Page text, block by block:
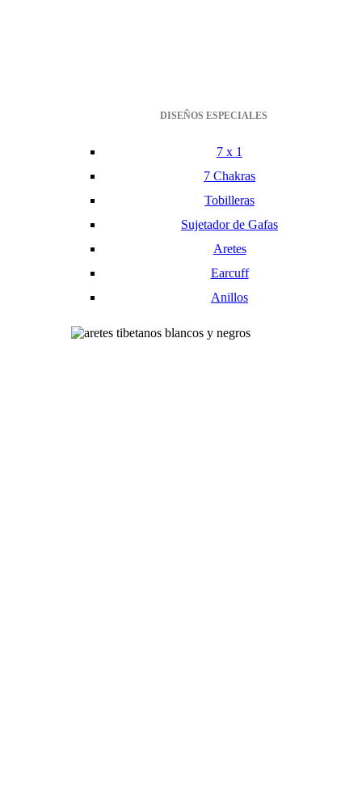
DISEÑOS ESPECIALES
7 x 1
7 Chakras
Tobilleras
Sujetador de Gafas
Aretes
Earcuff
Anillos